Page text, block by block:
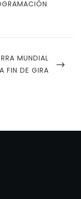
MUNDIAL
FIN DE GIRA